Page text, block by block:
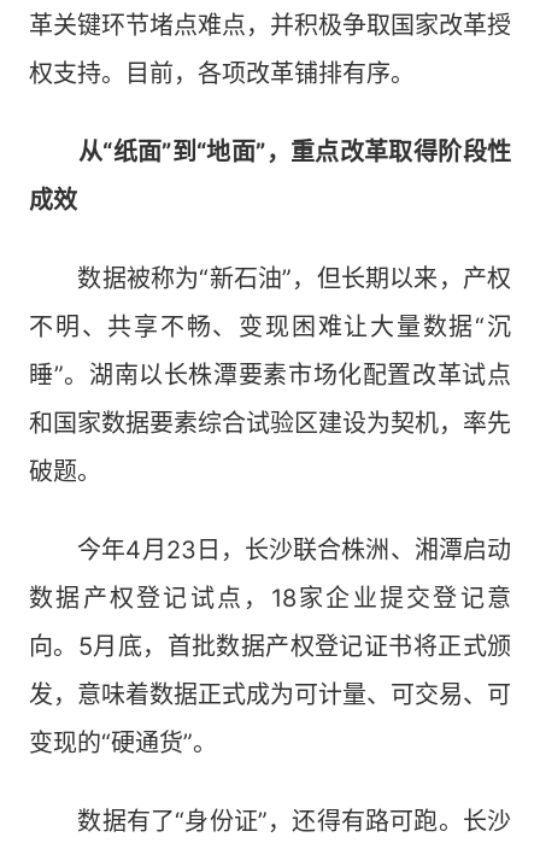
革关键环节堵点难点，并积极争取国家改革授
权支持。目前，各项改革铺排有序。
从“纸面”到“地面”，重点改革取得阶段性
成效
数据被称为“新石油”，但长期以来，产权
不明、共享不畅、变现困难让大量数据“沉
睡”。湖南以长株潭要素市场化配置改革试点
和国家数据要素综合试验区建设为契机，率先
破题。
今年4月23日，长沙联合株洲、湘潭启动
数据产权登记试点，18家企业提交登记意
向。5月底，首批数据产权登记证书将正式颁
发，意味着数据正式成为可计量、可交易、可
变现的“硬通货”。
数据有了“身份证”，还得有路可跑。长沙